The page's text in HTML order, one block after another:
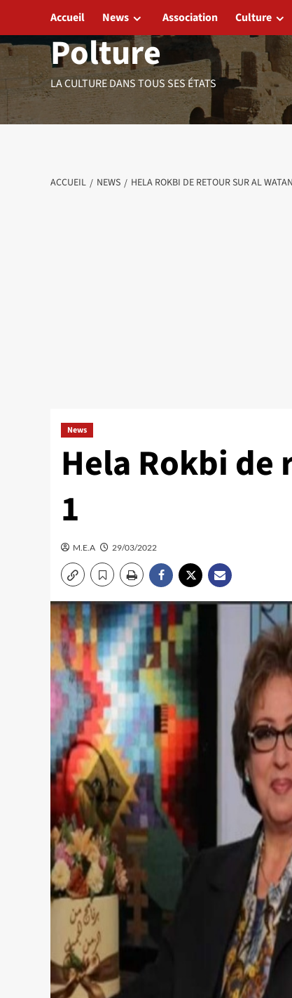
contenu
Polture
LA CULTURE DANS TOUS SES ÉTATS
Accueil News Association Culture
ACCUEIL NEWS HELA ROKBI DE RETOUR SUR AL
News
Hela Rokbi de
1
M.E.A 29/03/2022